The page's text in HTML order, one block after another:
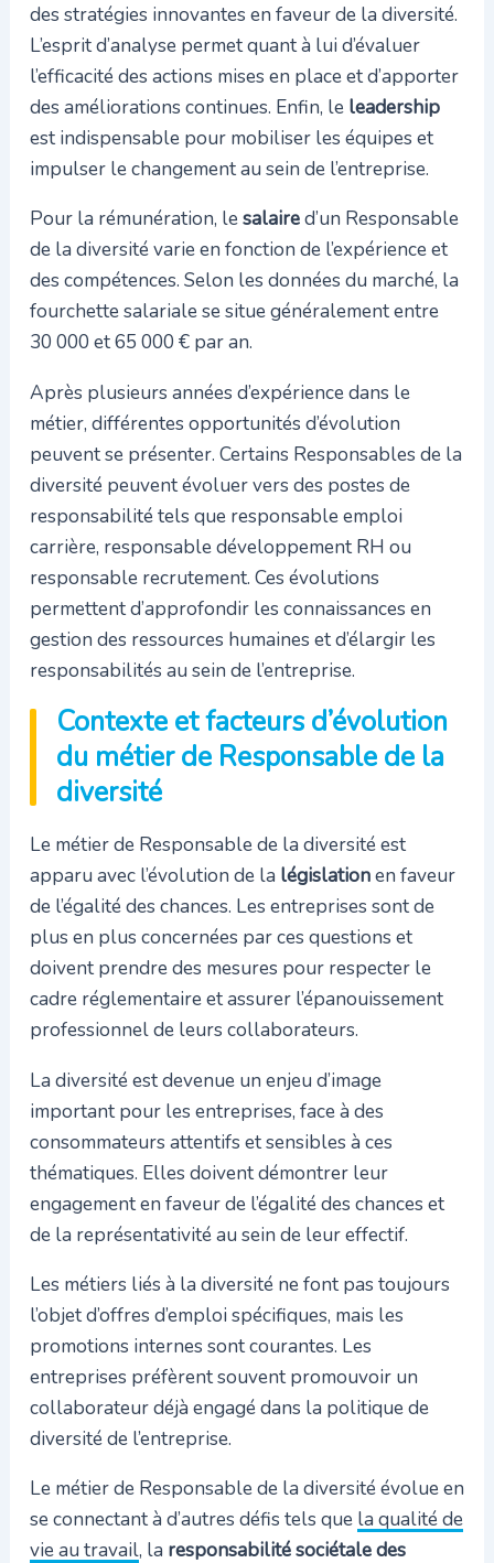
des stratégies innovantes en faveur de la diversité.
L’esprit d’analyse permet quant à lui d’évaluer
l’efficacité des actions mises en place et d’apporter
des améliorations continues. Enfin, le leadership
est indispensable pour mobiliser les équipes et
impulser le changement au sein de l’entreprise.
Pour la rémunération, lesalaired’un Responsable
de la diversité varie en fonction de l’expérience et
des compétences. Selon les données du marché, la
fourchette salariale se situe généralement entre
30 000 et 65 000 € par an.
Après plusieurs années d’expérience dans le
métier, différentes opportunités d’évolution
peuvent se présenter. Certains Responsables de la
diversité peuvent évoluer vers des postes de
responsabilité tels que responsable emploi
carrière, responsable développement RH ou
responsable recrutement. Ces évolutions
permettent d’approfondir les connaissances en
gestion des ressources humaines et d’élargir les
responsabilités au sein de l’entreprise.
Contexte et facteurs d’évolution
du métier de Responsable de la
diversité
Le métier de Responsable de la diversité est
apparu avec l’évolution de la législationen faveur
de l’égalité des chances. Les entreprises sont de
plus en plus concernées par ces questions et
doivent prendre des mesures pour respecter le
cadre réglementaire et assurer l’épanouissement
professionnel de leurs collaborateurs.
La diversité est devenue un enjeu d’image
important pour les entreprises, face à des
consommateurs attentifs et sensibles à ces
thématiques. Elles doivent démontrer leur
engagement en faveur de l’égalité des chances et
de la représentativité au sein de leur effectif.
Les métiers liés à la diversité ne font pas toujours
l’objet d’offres d’emploi spécifiques, mais les
promotions internes sont courantes. Les
entreprises préfèrent souvent promouvoir un
collaborateur déjà engagé dans la politique de
diversité de l’entreprise.
Le métier de Responsable de la diversité évolue en
se connectant à d’autres défis tels que la qualité de
vie au travail, la responsabilité sociétale des